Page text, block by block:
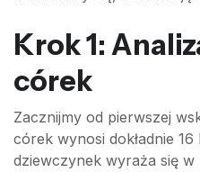
Krok 1:
córek
Zacznijmy od pierwszej
córek wynosi dokładnie 16
dziewczynek wyraża się w